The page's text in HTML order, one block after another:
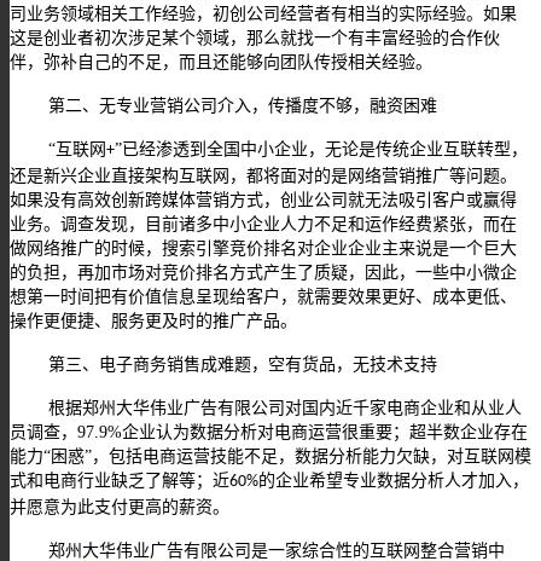
司业务领域相关工作经验，初创公司经营者有相当的实际经验。如果
这是创业者初次涉足某个领域，那么就找一个有丰富经验的合作伙
伴，弥补自己的不足，而且还能够向团队传授相关经验。
第二、无专业营销公司介入，传播度不够，融资困难
“互联网 +”已经渗透到全国中小企业，无论是传统企业互联转型，
还是新兴企业直接架构互联网，都将面对的是网络营销推广等问题。
如果没有高效创新跨媒体营销方式，创业公司就无法吸引客户或赢得
业务。调查发现，目前诸多中小企业人力不足和运作经费紧张，而在
做网络推广的时候，搜索引擎竞价排名对企业企业主来说是一个巨大
的负担，再加市场对竞价排名方式产生了质疑，因此，一些中小微企
想第一时间把有价值信息呈现给客户，就需要效果更好、成本更低、
操作更便捷、服务更及时的推广产品。
第三、电子商务销售成难题，空有货品，无技术支持
根据郑州大华伟业广告有限公司对国内近千家电商企业和从业人
员调查， 97.9%企业认为数据分析对电商运营很重要；超半数企业存在
能力“困惑”，包括电商运营技能不足，数据分析能力欠缺，对互联网模
式和电商行业缺乏了解等；近60%的企业希望专业数据分析人才加入，
并愿意为此支付更高的薪资。
郑州大华伟业广告有限公司是一家综合性的互联网整合营销中